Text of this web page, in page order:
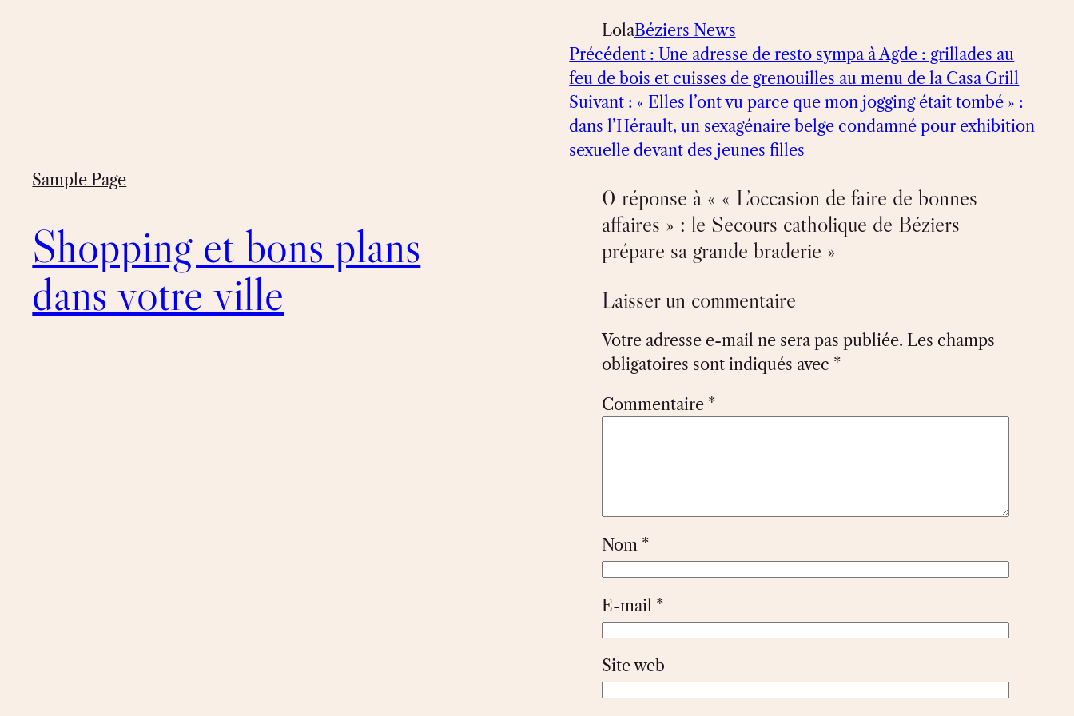
Sample Page
Shopping et bons plans
dans votre ville
LolaBéziers News
Précédent : Une adresse de resto sympa à Agde : grillades au
feu de bois et cuisses de grenouilles au menu de la Casa Grill
Suivant : « Elles l’ont vu parce que mon jogging était tombé » :
dans l’Hérault, un sexagénaire belge condamné pour exhibition
sexuelle devant des jeunes filles
0 réponse à « « L’occasion de faire de bonnes
affaires » : le Secours catholique de Béziers
prépare sa grande braderie »
Laisser un commentaire
Votre adresse e-mail ne sera pas publiée. Les champs
obligatoires sont indiqués avec *
Commentaire *
Nom *
E-mail *
Site web